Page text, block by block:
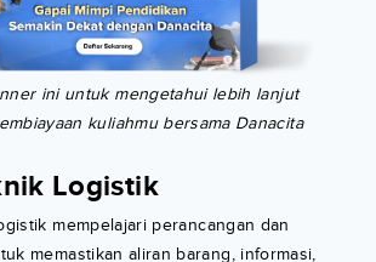
ini untuk mengetahui lebih lanjut
kuliahmu bersama Danacita
Logistik
mempelajari perancangan dan
memastikan aliran barang, informasi,